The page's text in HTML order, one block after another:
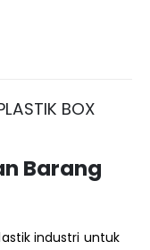
BOX
Barang
industri untuk